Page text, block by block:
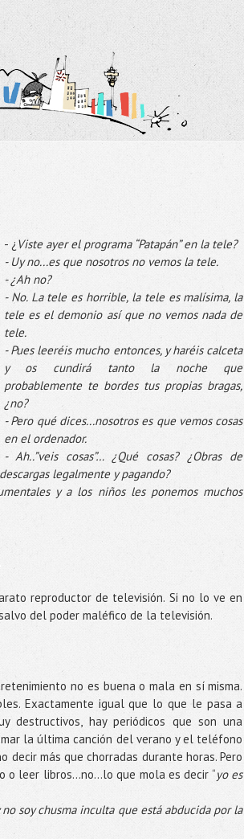
- ¿ Viste ayer el programa “Patapán” en la tele?
- Uy no...es que nosotros no vemos la tele.
- ¿Ah no?
- No. La tele es horrible, la tele es malísima, la
tele es el demonio así que no vemos nada de
tele.
- Pues leeréis mucho entonces, y haréis calceta
y os cundirá tanto la noche que
probablemente te bordes tus propias bragas,
¿no?
- Pero qué dices...nosotros es que vemos cosas
en el ordenador.
- Ah..”veis cosas”… ¿Qué cosas? ¿Obras de
legalmente y pagando?
y a los niños les ponemos muchos
reproductor de televisión. Si no lo ve en
del poder maléfico de la televisión.
no es buena o mala en sí misma.
Exactamente igual que lo que le pasa a
destructivos, hay periódicos que son una
la última canción del verano y el teléfono
decir más que chorradas durante horas. Pero
leer libros…no...lo que mola es decir “yo es
soy chusma inculta que está abducida por la